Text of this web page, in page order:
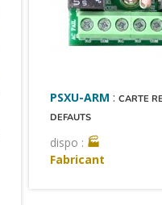
PSXU-ARM :CARTE
DEFAUTS
dispo : 🏭
Fabricant